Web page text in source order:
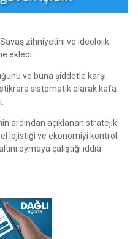
zihniyetini ve ideolojik
ekledi.
ve buna şiddetle karşı
istikrara sistematik olarak kafa
ardından açıklanan stratejik
lojistiği ve ekonomiyi kontrol
oymaya çalıştığı iddia